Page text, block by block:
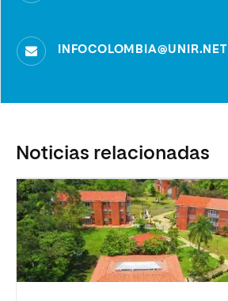
INFOCOLOMBIA@UNIR.NET
Noticias relacionadas